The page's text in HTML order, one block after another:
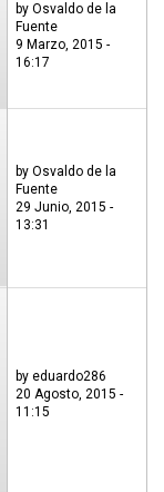
by Osvaldo de la
Fuente
9 Marzo, 2015 -
16:17
by Osvaldo de la
Fuente
29 Junio, 2015 -
13:31
by eduardo286
20 Agosto, 2015 -
11:15